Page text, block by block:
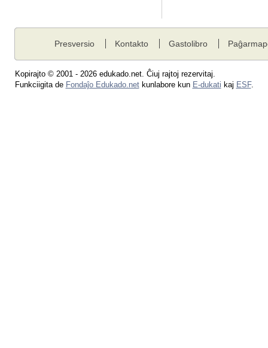
Presversio Kontakto Gastolibro
Kopirajto © 2001 - 2026 edukado.net. Ĉiuj rajtoj rezervitaj.
Funkciigita de Fondaĵo Edukado.netkunlabore kun E-dukati kaj ESF.